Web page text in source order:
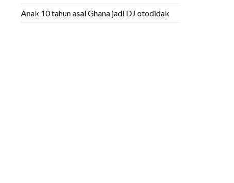
Anak 10 tahun asal Ghana jadi DJ otodidak